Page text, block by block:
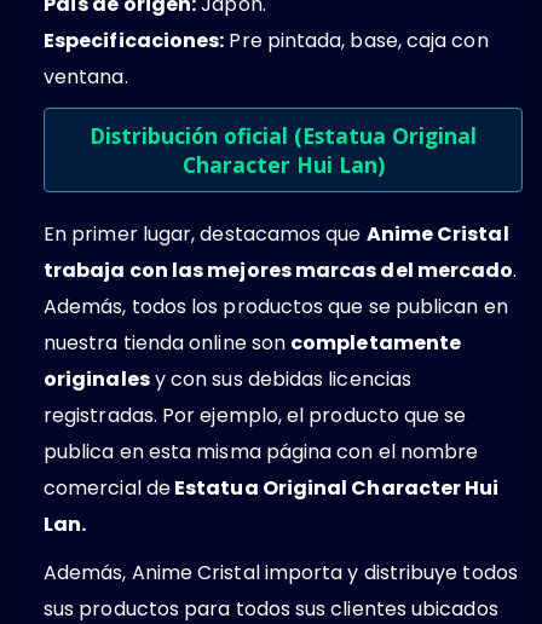
Especificaciones: Pre pintada, base, caja con
ventana.
Distribución oficial (Estatua Original
Character Hui Lan)
En primer lugar, destacamos que Anime Cristal
trabaja con las mejores marcas del mercado.
Además, todos los productos que se publican en
nuestra tienda online son completamente
originalesy con sus debidas licencias
registradas. Por ejemplo, el producto que se
publica en esta misma página con el nombre
comercial deEstatua Original Character Hui
Lan.
Además, Anime Cristal importa y distribuye todos
sus productos para todos sus clientes ubicados